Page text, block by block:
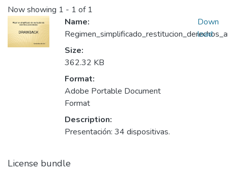
Now showing 1 - 1 of 1
Name:
Size:
362.32 KB
Format:
Adobe Portable Document
Format
Description:
Presentación: 34 dispositivas.
Down
load
License bundle